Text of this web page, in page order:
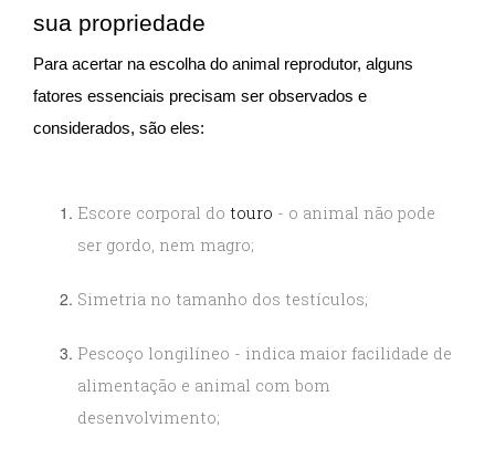
sua propriedade
Para acertar na escolha do animal reprodutor, alguns
fatores essenciais precisam ser observados e
considerados, são eles:
Escore corporal do touro - o animal não pode
ser gordo, nem magro;
Simetria no tamanho dos testículos;
Pescoço longilíneo - indica maior facilidade de
alimentação e animal com bom
desenvolvimento;